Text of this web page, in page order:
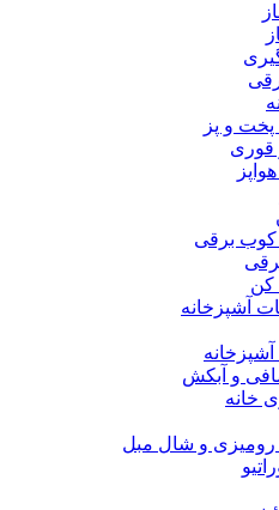
و پز
قوری
برقی
کن
آشپزخانه
و آبکش
خانه
و شال مبل